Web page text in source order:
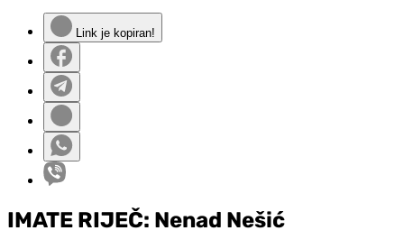
Link je kopiran!
IMATE RIJEČ: Nenad Nešić